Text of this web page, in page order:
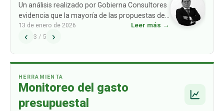
a las familias: un problema ausente en
las propuestas de los partidos
políticos
Un análisis realizado por Gobierna Consultores
evidencia que la mayoría de las propuestas de
los partidos políticos no consideran un
problema estructural que afecta de manera
13 de enero de 2026 Leer más →
‹ 3 / 5 ›
HERRAMIENTA
Monitoreo del gasto
presupuestal